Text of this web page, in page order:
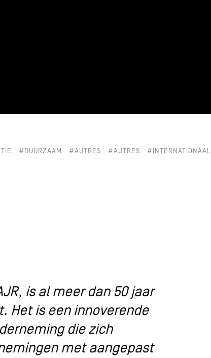
#DUURZAAM #AUTRES #AUTRES #INTERNATIONAAL
is al meer dan 50 jaar
Het is een innoverende
die zich
met aangepast